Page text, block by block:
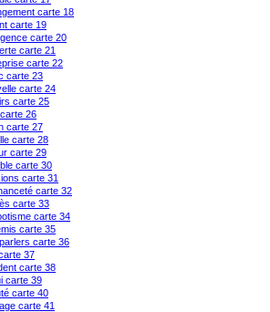
carte 18
carte 19
carte 20
carte 21
carte 22
carte 23
carte 24
carte 25
26
carte 27
carte 28
carte 29
carte 30
carte 31
carte 32
carte 33
carte 34
carte 35
carte 36
37
carte 38
carte 39
carte 40
carte 41